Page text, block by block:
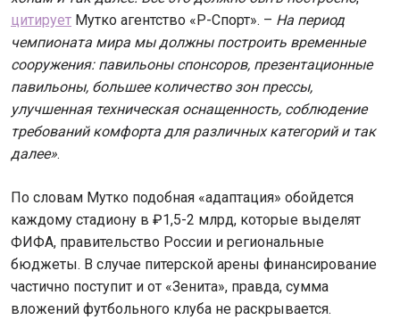
цитирует Мутко агентство «Р-Спорт». – На период
чемпионата мира мы должны построить временные
сооружения: павильоны спонсоров, презентационные
павильоны, большее количество зон прессы,
улучшенная техническая оснащенность, соблюдение
требований комфорта для различных категорий и так
далее».
По словам Мутко подобная «адаптация» обойдется
каждому стадиону в ₽1,5-2 млрд, которые выделят
ФИФА, правительство России и региональные
бюджеты. В случае питерской арены финансирование
частично поступит и от «Зенита», правда, сумма
вложений футбольного клуба не раскрывается.